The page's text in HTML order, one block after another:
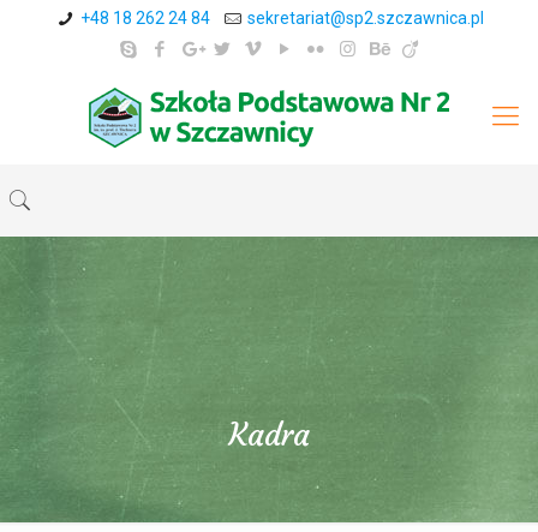
+48 18 262 24 84 sekretariat@sp2.szczawnica.pl
Kadra